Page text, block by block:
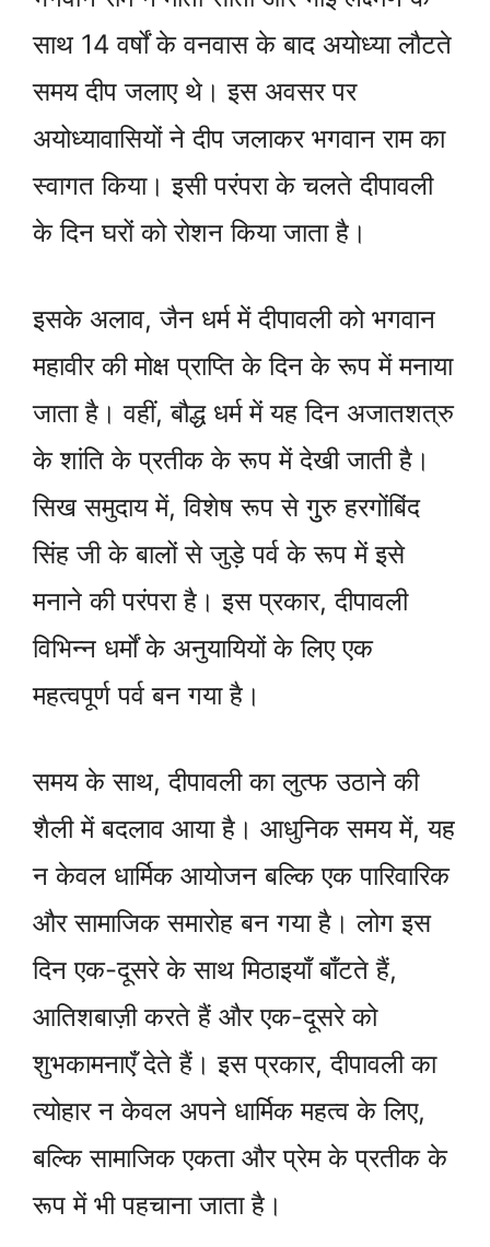
साथ 14 वर्षों के वनवास के बाद अयोध्या लौटते
समय दीप जलाए थे। इस अवसर पर
अयोध्यावासियों ने दीप जलाकर भगवान राम का
स्वागत किया। इसी परंपरा के चलते दीपावली
के दिन घरों को रोशन किया जाता है।
इसके अलाव, जैन धर्म में दीपावली को भगवान
महावीर की मोक्ष प्राप्ति के दिन के रूप में मनाया
जाता है। वहीं, बौद्ध धर्म में यह दिन अजातशत्रु
के शांति के प्रतीक के रूप में देखी जाती है।
सिख समुदाय में, विशेष रूप से गुुरु हरगोंबिंद
सिंह जी के बालों से जुड़े पर्व के रूप में इसे
मनाने की परंपरा है। इस प्रकार, दीपावली
विभिन्न धर्मों के अनुयायियों के लिए एक
महत्वपूर्ण पर्व बन गया है।
समय के साथ, दीपावली का लुत्फ उठाने की
शैली में बदलाव आया है। आधुनिक समय में, यह
न केवल धार्मिक आयोजन बल्कि एक पारिवारिक
और सामाजिक समारोह बन गया है। लोग इस
दिन एक-दूसरे के साथ मिठाइयाँ बाँटते हैं,
आतिशबाज़ी करते हैं और एक-दूसरे को
शुभकामनाएँ देते हैं। इस प्रकार, दीपावली का
त्योहार न केवल अपने धार्मिक महत्व के लिए,
बल्कि सामाजिक एकता और प्रेम के प्रतीक के
रूप में भी पहचाना जाता है।